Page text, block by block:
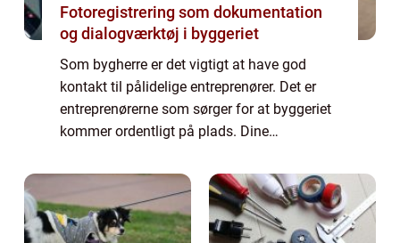
Fotoregistrering som dokumentation
og dialogværktøj i byggeriet
Som bygherre er det vigtigt at have god
kontakt til pålidelige entreprenører. Det er
entreprenørerne som sørger for at byggeriet
kommer ordentligt på plads. Dine
dit bygge projekt skal forløbe efter plan...